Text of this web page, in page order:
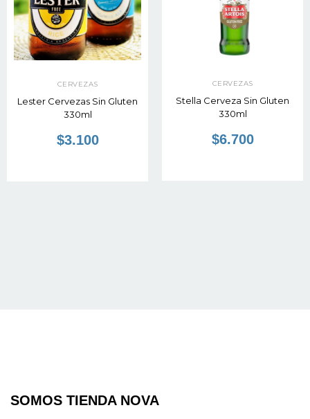
CERVEZAS
Lester Cervezas Sin Gluten
330ml
$3.100
CERVEZAS
Stella Cerveza Sin Gluten
330ml
$6.700
SOMOS TIENDA NOVA